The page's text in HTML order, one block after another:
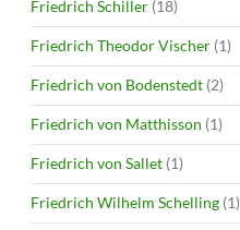
Friedrich Schiller (18)
Friedrich Theodor Vischer (1)
Friedrich von Bodenstedt (2)
Friedrich von Matthisson (1)
Friedrich von Sallet (1)
Friedrich Wilhelm Schelling (1)